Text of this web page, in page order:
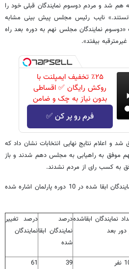
هم شد و مردم دوسوم نمایندگان قبلی خود را
نایب رئیس مجلس پیش بینی مشابه
نمایندگان مجلس نهم به دوره بعد راه
بیفتد».
٪۲۵ تخفیف ایمپلنت با
روکش رایگان ✅ اقساطی
بدون نیاز به چک و ضامن
فرم رو پر کن ✅
و اعلام نتایج نهایی انتخابات نشان داد که
نهم موفق به راهیابی به مجلس دهم شدند و باز
در جدول زیر به تعداد و درصد نمایندگان ابقا شده در 10 دوره پارلمان اشاره شده
نمایندگان ابقاشده
دور بعد
درصد
نمایندگان ابقا
شده
درصد تغییر
نمایندگان
39
61